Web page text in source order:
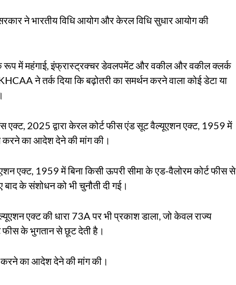
ने भारतीय विधि आयोग और केरल विधि सुधार आयोग की
के रूप में महंगाई, इंफ्रास्ट्रक्चर डेवलपमेंट और वकील और वकील क्लर्क
ने तर्क दिया कि बढ़ोतरी का समर्थन करने वाला कोई डेटा या
एक्ट, 2025 द्वारा केरल कोर्ट फीस एंड सूट वैल्यूएशन एक्ट, 1959 में
करने का आदेश देने की मांग की।
एक्ट, 1959 में बिना किसी ऊपरी सीमा के एड-वैलोरम कोर्ट फीस से
के संशोधन को भी चुनौती दी गई।
एक्ट की धारा 73A पर भी प्रकाश डाला, जो केवल राज्य
फीस के भुगतान से छूट देती है।
करने का आदेश देने की मांग की।